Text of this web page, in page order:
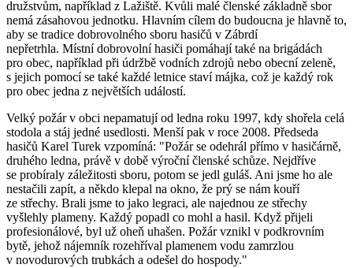
družstvům, například z Lažiště. Kvůli malé členské základně sbor
nemá zásahovou jednotku. Hlavním cílem do budoucna je hlavně to,
aby se tradice dobrovolného sboru hasičů v Zábrdí
nepřetrhla. Místní dobrovolní hasiči pomáhají také na brigádách
pro obec, například při údržbě vodních zdrojů nebo obecní zeleně,
s jejich pomocí se také každé letnice staví májka, což je každý rok
pro obec jedna z největších událostí.
Velký požár v obci nepamatují od ledna roku 1997, kdy shořela celá
stodola a stáj jedné usedlosti. Menší pak v roce 2008. Předseda
hasičů Karel Turek vzpomíná: "Požár se odehrál přímo v hasičárně,
druhého ledna, právě v době výroční členské schůze. Nejdříve
se probíraly záležitosti sboru, potom se jedl guláš. Ani jsme ho ale
nestačili zapít, a někdo klepal na okno, že prý se nám kouří
ze střechy. Brali jsme to jako legraci, ale najednou ze střechy
vyšlehly plameny. Každý popadl co mohl a hasil. Když přijeli
profesionálové, byl už oheň uhašen. Požár vznikl v podkrovním
bytě, jehož nájemník rozehříval plamenem vodu zamrzlou
v novodurových trubkách a odešel do hospody."